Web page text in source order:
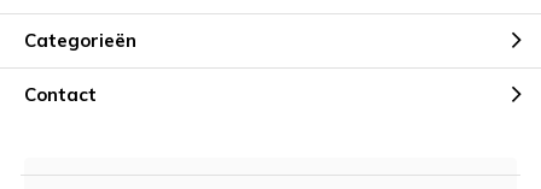
Categorieën
Contact